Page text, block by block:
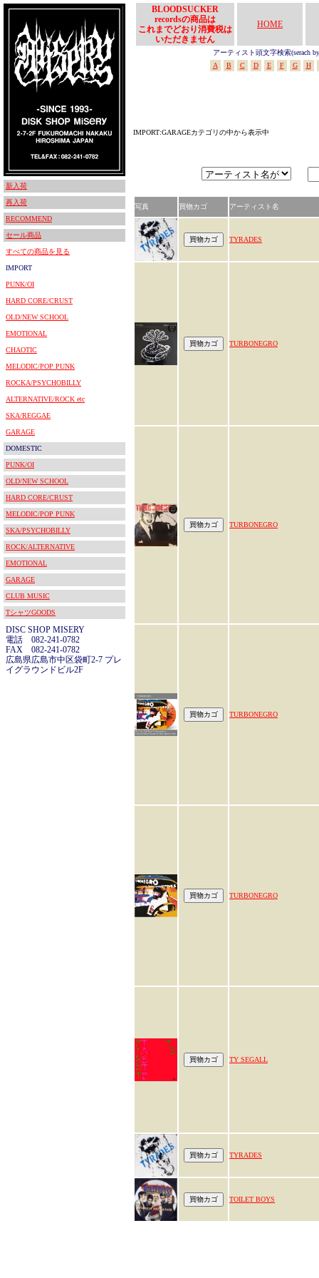
新入荷
再入荷
RECOMMEND
セール商品
すべての商品を見る
IMPORT
PUNK/OI
HARD CORE/CRUST
OLD/NEW SCHOOL
EMOTIONAL
CHAOTIC
MELODIC/POP PUNK
ROCKA/PSYCHOBILLY
ALTERNATIVE/ROCK etc
SKA/REGGAE
GARAGE
DOMESTIC
PUNK/OI
OLD/NEW SCHOOL
HARD CORE/CRUST
MELODIC/POP PUNK
SKA/PSYCHOBILLY
ROCK/ALTERNATIVE
EMOTIONAL
GARAGE
CLUB MUSIC
TシャツGOODS
DISC SHOP MISERY
電話 082-241-0782
FAX 082-241-0782
広島県広島市中区袋町2-7 プレ
イグラウンドビル2F
BLOODSUCKER
recordsの商品は
これまでどおり消費税は
いただきません
HOME
アーティスト頭文字検索(serach
A
B C D E F G H
IMPORT:GARAGEカテゴリの中から表示中
写真 買物カゴ アーティスト名
TYRADES
TURBONEGRO
TURBONEGRO
TURBONEGRO
TURBONEGRO
TY SEGALL
TYRADES
TOILET BOYS